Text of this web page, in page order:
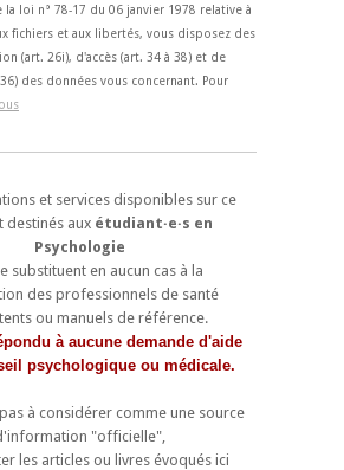
la loi n° 78-17 du 06 janvier 1978 relative à
fichiers et aux libertés, vous disposez des
(art. 26i), d'accès (art. 34 à 38) et de
des données vous concernant. Pour
et services disponibles sur ce
destinés aux étudiant·e·s en
Psychologie
substituent en aucun cas à la
des professionnels de santé
ou manuels de référence.
à aucune demande d'aide
psychologique ou médicale.
à considérer comme une source
"officielle",
les articles ou livres évoqués ici